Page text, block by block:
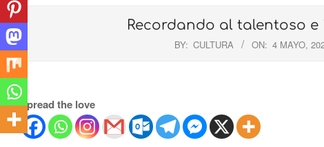
Recordando al talentoso e
BY: CULTURA ON: 4 MAYO,
Spread the love